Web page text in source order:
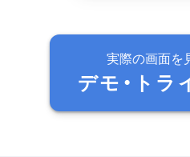
実際の画面を
デモ・ト